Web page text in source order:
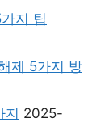
지 팁
제 5가지 방
지 2025-